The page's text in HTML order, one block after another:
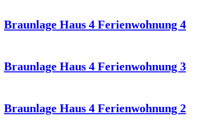
Braunlage Haus 4 Ferienwohnung 4
Braunlage Haus 4 Ferienwohnung 3
Braunlage Haus 4 Ferienwohnung 2